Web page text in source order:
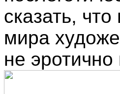
сказать,
мира
не